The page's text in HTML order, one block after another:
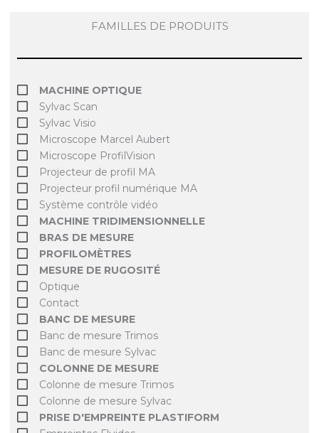
FAMILLES DE PRODUITS
MACHINE OPTIQUE
Sylvac Scan
Sylvac Visio
Microscope Marcel Aubert
Microscope ProfilVision
Projecteur de profil MA
Projecteur profil numérique MA
Système contrôle vidéo
MACHINE TRIDIMENSIONNELLE
BRAS DE MESURE
PROFILOMÈTRES
MESURE DE RUGOSITÉ
Optique
Contact
BANC DE MESURE
Banc de mesure Trimos
Banc de mesure Sylvac
COLONNE DE MESURE
Colonne de mesure Trimos
Colonne de mesure Sylvac
PRISE D'EMPREINTE PLASTIFORM